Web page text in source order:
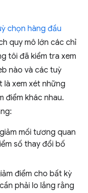
chọn hàng đầu
quy mô lớn các chỉ
tôi đã kiểm tra xem
nào và các tuỳ
là xem xét những
điểm khác nhau.
mối tương quan
số thay đổi bố
điểm cho bất kỳ
phải lo lắng rằng